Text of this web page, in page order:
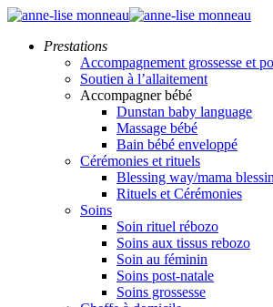
Prestations
Accompagnement grossesse et
Soutien à l’allaitement
Accompagner bébé
Dunstan baby language
Massage bébé
Bain bébé enveloppé
Cérémonies et rituels
Blessing way/mama
Rituels et Cérémonies
Soins
Soin rituel rébozo
Soins aux tissus rebozo
Soin au féminin
Soins post-natale
Soins grossesse